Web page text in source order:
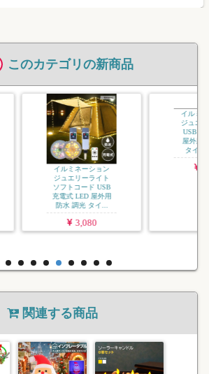
このカテゴリの新商品
ン
ト
用
イルミネーション
ジュエリーライト
USB 充電式 LED
屋外用 防水 調光
タイマー 8パタ
ー...
2,970
関連する商品